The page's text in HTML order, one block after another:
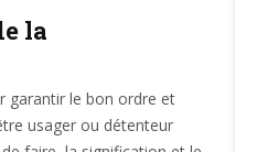
la
garantir le bon ordre et
usager ou détenteur